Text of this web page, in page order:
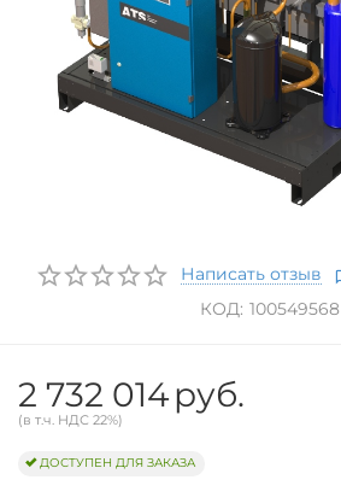
Написать отзыв
КОД: 100549568
2 732 014руб.
(в т.ч. НДС 22%)
ДОСТУПЕН ДЛЯ ЗАКАЗА